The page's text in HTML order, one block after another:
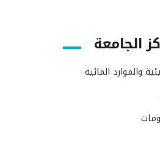
الجامعة
والموارد المائية